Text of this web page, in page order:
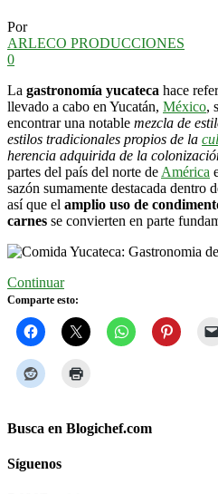
Por
ARLECO PRODUCCIONES
0
La gastronomía yucateca hace
llevado a cabo en Yucatán, México,
encontrar una notable mezcla de
estilos tradicionales propios de la
herencia adquirida de la
partes del país del norte de América
sazón sumamente destacada dentro
así que el amplio uso de
carnes se convierten en parte
Continuar
Comparte esto:
Busca en Blogichef.com
Síguenos